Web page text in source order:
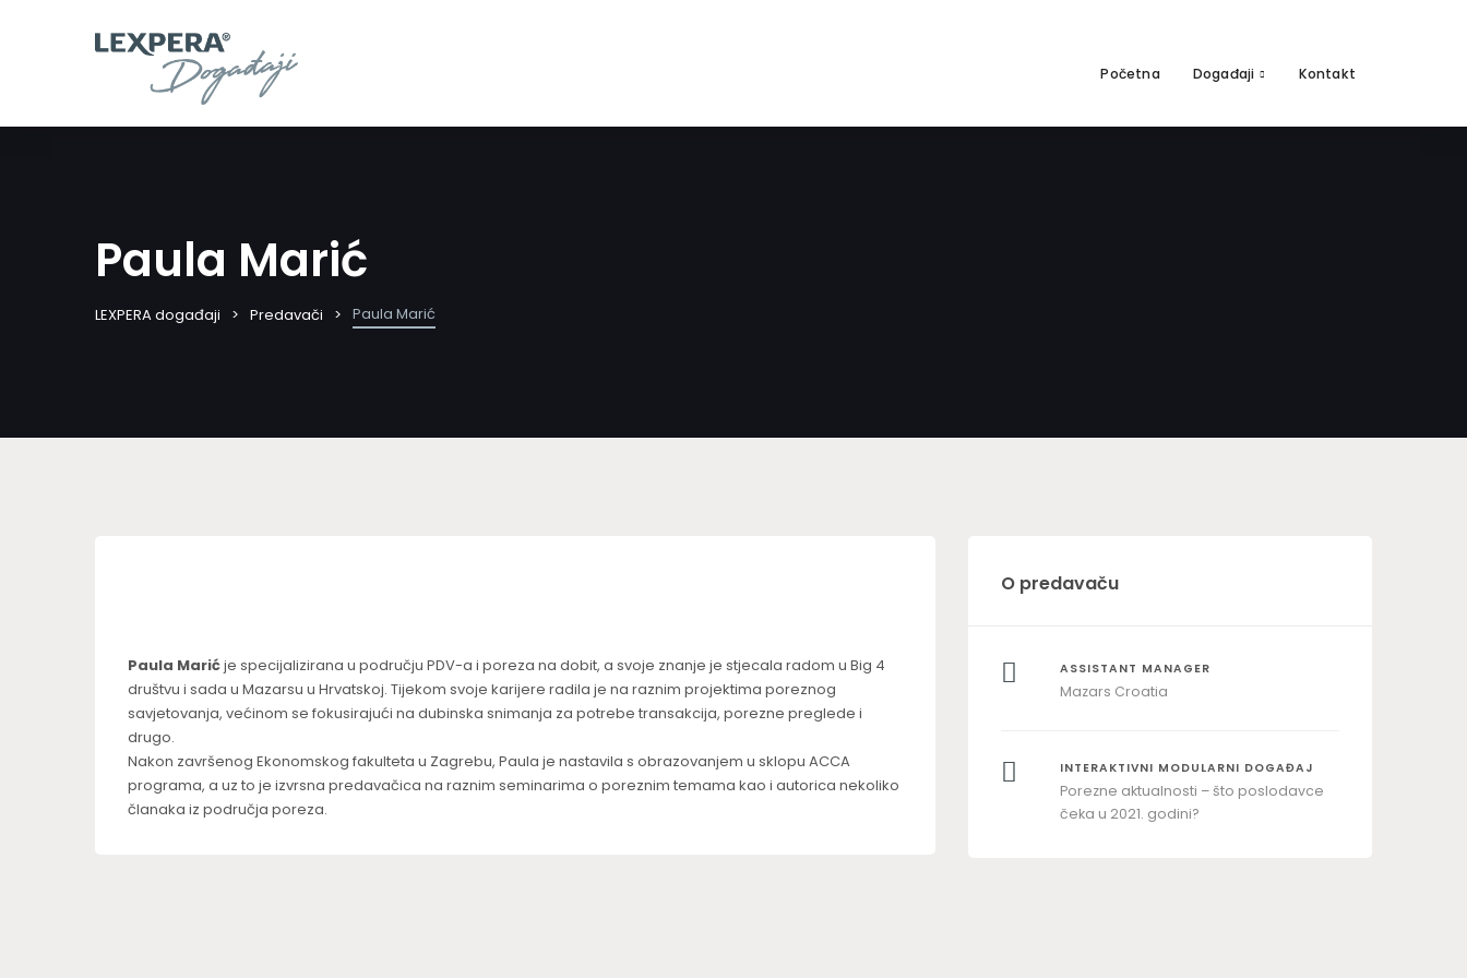
Početna Događaji Kontakt
Paula Marić
LEXPERA događaji Predavači Paula Marić
Paula Marićje specijalizirana u području PDV-a i poreza na dobit, a svoje znanje je stjecala radom u Big 4
društvu i sada u Mazarsu u Hrvatskoj. Tijekom svoje karijere radila je na raznim projektima poreznog
savjetovanja, većinom se fokusirajući na dubinska snimanja za potrebe transakcija, porezne preglede i
drugo.
Nakon završenog Ekonomskog fakulteta u Zagrebu, Paula je nastavila s obrazovanjem u sklopu ACCA
programa, a uz to je izvrsna predavačica na raznim seminarima o poreznim temama kao i autorica nekoliko
članaka iz područja poreza.
O predavaču
ASSISTANT MANAGER
Mazars Croatia
INTERAKTIVNI MODULARNI DOGAĐAJ
Porezne aktualnosti – što poslodavce
čeka u 2021. godini?